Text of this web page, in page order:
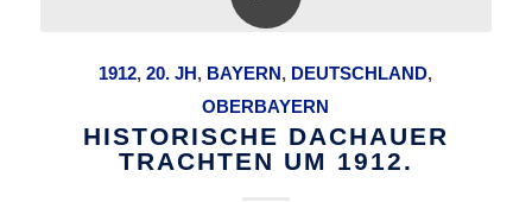
1912,20. JH, BAYERN, DEUTSCHLAND,
OBERBAYERN
HISTORISCHE DACHAUER
TRACHTEN UM 1912.